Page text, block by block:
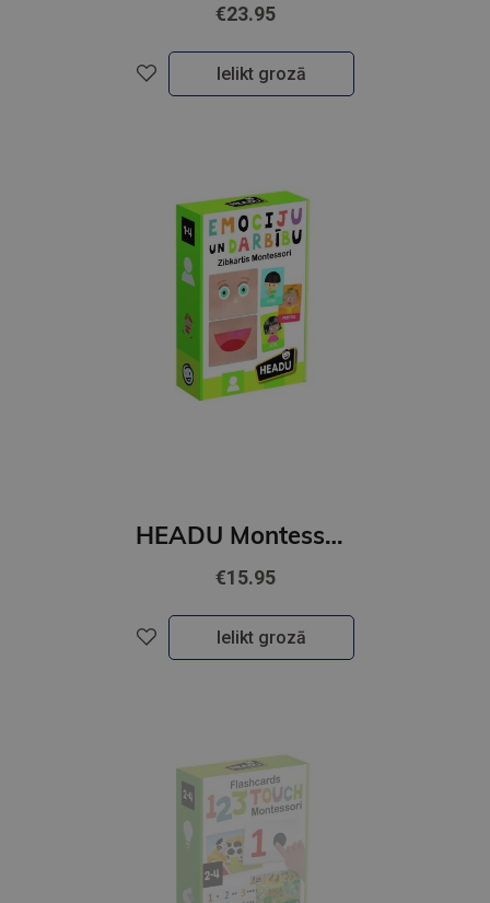
€23.95
Ielikt grozā
HEADU Montessori zibkartītes "Emocijas un darbības"
€15.95
Ielikt grozā